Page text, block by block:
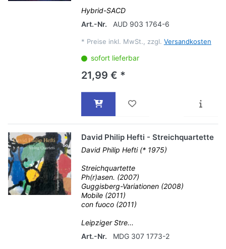
Hybrid-SACD
Art.-Nr.
AUD 903 1764-6
* Preise inkl. MwSt., zzgl. Versandkosten
sofort lieferbar
21,99 € *
David Philip Hefti - Streichquartette
David Philip Hefti (* 1975)
Streichquartette
Ph(r)asen. (2007)
Guggisberg-Variationen (2008)
Mobile (2011)
con fuoco (2011)
Leipziger Stre...
Art.-Nr.
MDG 307 1773-2